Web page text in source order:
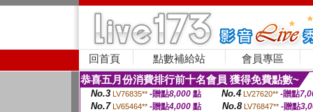
回首頁 點數補給站 會員專區
恭喜五月份消費排行前十名會員 獲得免費點數~
No.3 LV76835** -贈點8,000點 No.4 LV27620** -贈點
No.7 LV65464** -贈點4,000 點 No.8 LV76847** -贈點